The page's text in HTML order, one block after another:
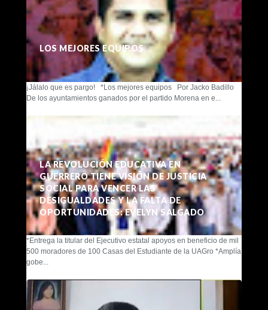
LOS MEJORES EQUIPOS
¡Jálalo que es pargo! *Los mejores equipos Por Jacko Badillo
De los ayuntamientos ganados por el partido Morena en e...
LA REVOLUCIÓN EDUCATIVA EN
GUERRERO TIENE VISIÓN DE JUSTICIA
SOCIAL PARA VENCER LAS
DESIGUALDADES Y LA FALTA DE
OPORTUNIDADES: EVELYN SALGADO
*Entrega la titular del Ejecutivo estatal apoyos en beneficio de mil
500 moradores de 100 Casas del Estudiante de la UAGro *Amplía
gobe...